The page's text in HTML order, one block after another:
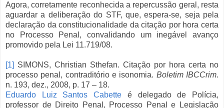
Agora, corretamente reconhecida a repercussão geral, resta
aguardar a deliberação do STF, que, espera-se, seja pela
declaração da constitucionalidade da citação por hora certa
no Processo Penal, convalidando um inegável avanço
promovido pela Lei 11.719/08.
[1] SIMONS, Christian Sthefan. Citação por hora certa no
processo penal, contraditório e isonomia. Boletim IBCCrim.
n. 193, dez., 2008, p. 17 – 18.
Eduardo Luiz Santos Cabette é delegado de Polícia,
professor de Direito Penal, Processo Penal e Legislação